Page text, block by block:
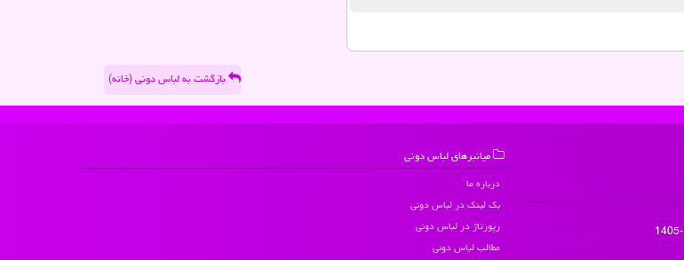
بازگشت به لباس دونی (خانه)
میانبرهای لباس دونی
درباره ما
بک لینک در لباس دونی
رپورتاژ در لباس دونی
مطالب لباس دونی